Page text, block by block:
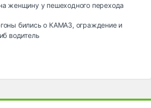
женщину у пешеходного перехода
бились о КАМАЗ, ограждение и
водитель